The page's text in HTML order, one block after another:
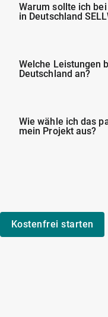
Warum sollte ich
in Deutschland
Welche Leistungen
Deutschland an?
Wie wähle ich das
mein Projekt aus?
Kostenfrei starten